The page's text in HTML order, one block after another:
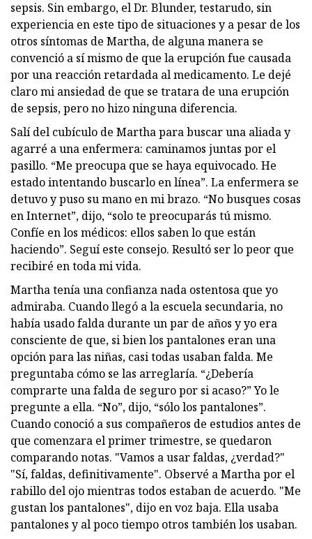
sepsis. Sin embargo, el Dr. Blunder, testarudo, sin
experiencia en este tipo de situaciones y a pesar de los
otros síntomas de Martha, de alguna manera se
convenció a sí mismo de que la erupción fue causada
por una reacción retardada al medicamento. Le dejé
claro mi ansiedad de que se tratara de una erupción
de sepsis, pero no hizo ninguna diferencia.
Salí del cubículo de Martha para buscar una aliada y
agarré a una enfermera: caminamos juntas por el
pasillo. “Me preocupa que se haya equivocado. He
estado intentando buscarlo en línea”. La enfermera se
detuvo y puso su mano en mi brazo. “No busques cosas
en Internet”, dijo, “solo te preocuparás tú mismo.
Confíe en los médicos: ellos saben lo que están
haciendo”. Seguí este consejo. Resultó ser lo peor que
recibiré en toda mi vida.
Martha tenía una confianza nada ostentosa que yo
admiraba. Cuando llegó a la escuela secundaria, no
había usado falda durante un par de años y yo era
consciente de que, si bien los pantalones eran una
opción para las niñas, casi todas usaban falda. Me
preguntaba cómo se las arreglaría. “¿Debería
comprarte una falda de seguro por si acaso?” Yo le
pregunte a ella. “No”, dijo, “sólo los pantalones”.
Cuando conoció a sus compañeros de estudios antes de
que comenzara el primer trimestre, se quedaron
comparando notas. "Vamos a usar faldas, ¿verdad?"
"Sí, faldas, definitivamente". Observé a Martha por el
rabillo del ojo mientras todos estaban de acuerdo. "Me
gustan los pantalones", dijo en voz baja. Ella usaba
pantalones y al poco tiempo otros también los usaban.